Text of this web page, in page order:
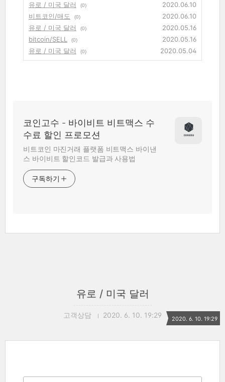
유로 / 미국 달러 (0)
2020.06.10
비트코인/매도
(0)
2020.06.10
유로 / 미국 달러
(0)
2020.05.16
bitcoin/SELL
(0)
2020.05.16
유로 / 미국 달러
(0) 2020.05.04
코인고수 - 바이비트 비트맥스 수
수료 할인 프로모션
비트코인 마진거래 플랫폼 비트맥스 바이낸
스 바이비트 할인코드 발급과 사용법
구독하기
유로 / 미국 달러
고객상담 2020. 6. 10. 19:29 2020. 6. 10. 19:29